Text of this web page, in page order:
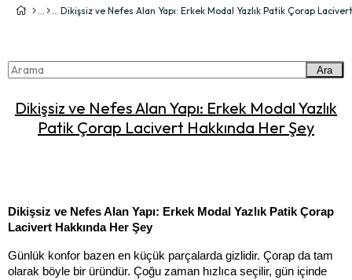
Ara
Dikişsiz ve Nefes Alan Yapı: Erkek Modal Yazlık
Patik Çorap Lacivert Hakkında Her Şey
Dikişsiz ve Nefes Alan Yapı: Erkek Modal Yazlık Patik Çorap
Lacivert Hakkında Her Şey
Günlük konfor bazen en küçük parçalarda gizlidir. Çorap da tam
olarak böyle bir üründür. Çoğu zaman hızlıca seçilir, gün içinde